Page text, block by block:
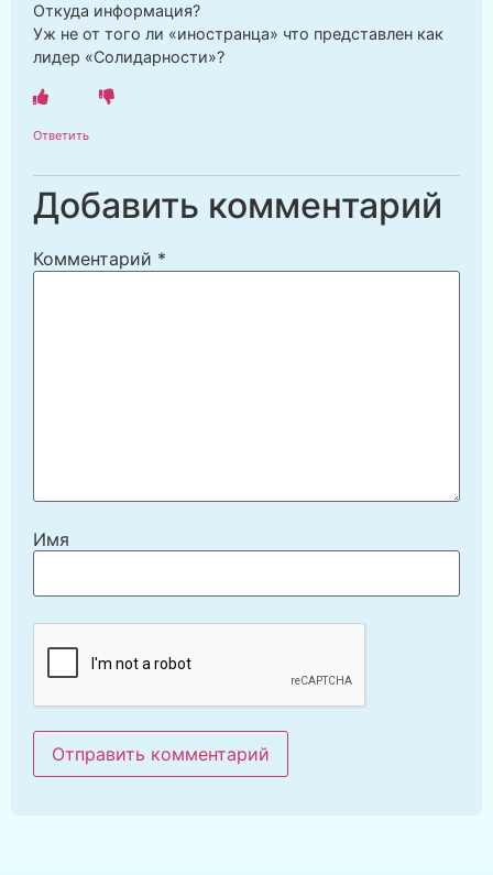
Откуда информация?
Уж не от того ли «иностранца» что представлен как
лидер «Солидарности»?
Ответить
Добавить комментарий
Комментарий *
Имя